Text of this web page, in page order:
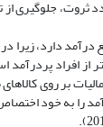
ثروت،
درآمد دارد،
از افراد
بر روی
را به خود